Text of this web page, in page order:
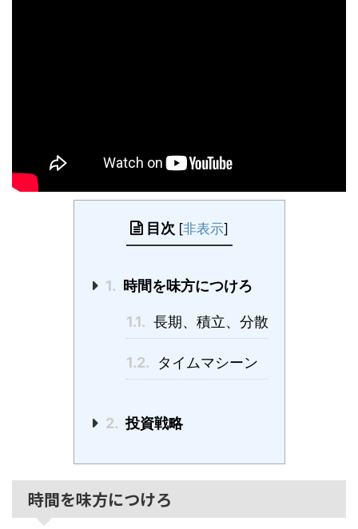
目次 [非表示]
1. 時間を味方につけろ
1.1. 長期、積立、分散
1.2. タイムマシーン
2. 投資戦略
時間を味方につけろ